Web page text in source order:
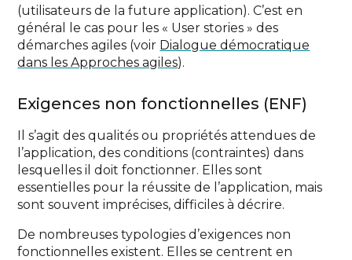
(utilisateurs de la future application). C’est en
général le cas pour les « User stories » des
démarches agiles (voir Dialogue démocratique
dans les Approches agiles).
Exigences non fonctionnelles (ENF)
Il s’agit des qualités ou propriétés attendues de
l’application, des conditions (contraintes) dans
lesquelles il doit fonctionner. Elles sont
essentielles pour la réussite de l’application, mais
sont souvent imprécises, difficiles à décrire.
De nombreuses typologies d’exigences non
fonctionnelles existent. Elles se centrent en